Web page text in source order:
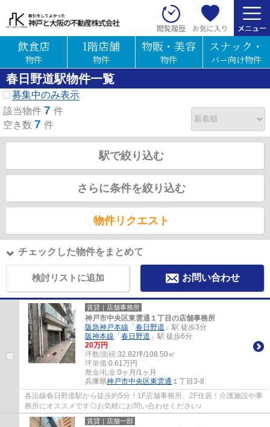
閲覧履歴 お気に入り
飲食店
物件
1階店舗
物件
物販・美容
物件
スナック・
バー向け物件
春日野道駅物件一覧
募集中のみ表示
該当物件 7 件
空き数 7 件
駅で絞り込む
さらに条件を絞り込む
物件リクエスト
チェックした物件をまとめて
検討リストに追加 お問い合わせ
賃貸｜店舗事務所
神戸市中央区東雲通１丁目の店舗事務所
阪急神戸本線 「 春日野道 」駅 徒歩3分
阪神本線 「 春日野道 」駅 徒歩6分
20万円
坪数/面積:32.82坪/108.50㎡
坪単価:0.61万円
敷金/礼金:0ヶ月/1ヶ月
兵庫県神戸市中央区東雲通 １丁目3-8
各沿線春日野道駅から徒歩約5分！1F店舗事務所、2F住居！介護施設や事
務所にオススメです◎お気軽にお問い合わせください♪
賃貸｜店舗一部